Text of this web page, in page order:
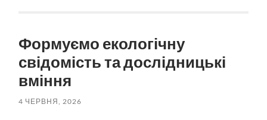
Формуємо екологічну
свідомість та дослідницькі
вміння
4 ЧЕРВНЯ, 2026